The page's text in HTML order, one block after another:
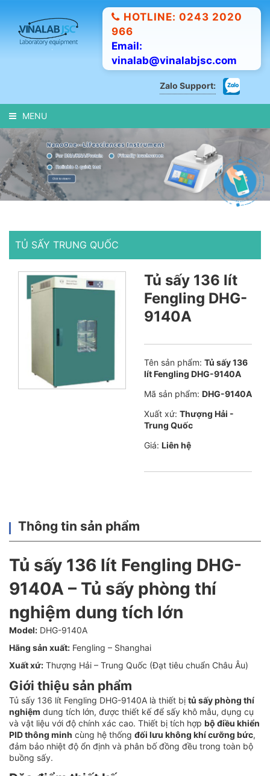
HOTLINE: 0243 2020
966
Email:
vinalab@vinalabjsc.com
Zalo Support:
MENU
TỦ SẤY TRUNG QUỐC
Tủ sấy 136 lít
Fengling DHG-
9140A
Tên sản phẩm: Tủ sấy 136
lít Fengling DHG-9140A
Mã sản phẩm: DHG-9140A
Xuất xứ: Thượng Hải -
Trung Quốc
Giá: Liên hệ
Thông tin sản phẩm
Tủ sấy 136 lít Fengling DHG-
9140A – Tủ sấy phòng thí
nghiệm dung tích lớn
Model: DHG-9140A
Hãng sản xuất: Fengling – Shanghai
Xuất xứ: Thượng Hải – Trung Quốc (Đạt tiêu chuẩn Châu Âu)
Giới thiệu sản phẩm
Tủ sấy 136 lít Fengling DHG-9140A là thiết bị tủ sấy phòng thí
nghiệm dung tích lớn, được thiết kế để sấy khô mẫu, dụng cụ
và vật liệu với độ chính xác cao. Thiết bị tích hợp bộ điều khiển
PID thông minh cùng hệ thống đối lưu không khí cưỡng bức,
đảm bảo nhiệt độ ổn định và phân bố đồng đều trong toàn bộ
buồng sấy.